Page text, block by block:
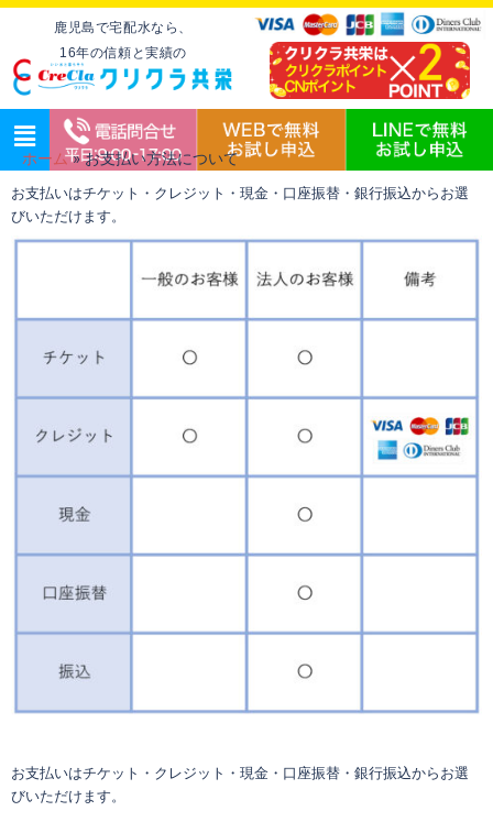
鹿児島で宅配水なら、
16年の信頼と実績の
ホーム»お支払い方法について
お支払いはチケット・クレジット・現金・口座振替・銀行振込からお選
びいただけます。
お支払いはチケット・クレジット・現金・口座振替・銀行振込からお選
びいただけます。